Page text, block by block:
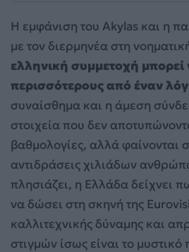
Η εμφάνιση του Akylas και η
με τον διερμηνέα στη
ελληνική συμμετοχή μπορεί
περισσότερους από έναν
συναίσθημα και η άμεση
στοιχεία που δεν
βαθμολογίες, αλλά φαίνονται
αντιδράσεις χιλιάδων
πλησιάζει, η Ελλάδα δείχνει
να δώσει στη σκηνή της
καλλιτεχνικής δύναμης και
στιγμών ίσως είναι το